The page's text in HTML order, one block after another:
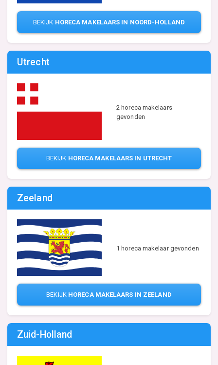
BEKIJK HORECA MAKELAARS IN NOORD-HOLLAND
Utrecht
2 horeca makelaars
gevonden
BEKIJK HORECA MAKELAARS IN UTRECHT
Zeeland
1 horeca makelaar gevonden
BEKIJK HORECA MAKELAARS IN ZEELAND
Zuid-Holland